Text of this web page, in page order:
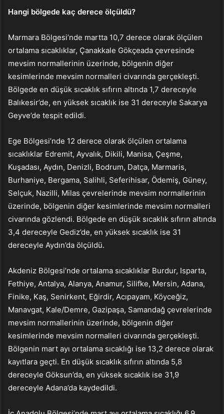
Hangi bölgede kaç derece ölçüldü?
Marmara Bölgesi’nde martta 10,7 derece olarak ölçülen
ortalama sıcaklıklar, Çanakkale Gökçeada çevresinde
mevsim normallerinin üzerinde, bölgenin diğer
kesimlerinde mevsim normalleri civarında gerçekleşti.
Bölgede en düşük sıcaklık sıfırın altında 1,7 dereceyle
Balıkesir’de, en yüksek sıcaklık ise 31 dereceyle Sakarya
Geyve’de tespit edildi.
Ege Bölgesi’nde 12 derece olarak ölçülen ortalama
sıcaklıklar Edremit, Ayvalık, Dikili, Manisa, Çeşme,
Kuşadası, Aydın, Denizli, Bodrum, Datça, Marmaris,
Burhaniye, Bergama, Salihli, Seferihisar, Ödemiş, Güney,
Selçuk, Nazilli, Milas çevrelerinde mevsim normallerinin
üzerinde, bölgenin diğer kesimlerinde mevsim normalleri
civarında gözlendi. Bölgede en düşük sıcaklık sıfırın altında
3,4 dereceyle Gediz’de, en yüksek sıcaklık ise 31
dereceyle Aydın’da ölçüldü.
Akdeniz Bölgesi’nde ortalama sıcaklıklar Burdur, Isparta,
Fethiye, Antalya, Alanya, Anamur, Silifke, Mersin, Adana,
Finike, Kaş, Senirkent, Eğirdir, Acıpayam, Köyceğiz,
Manavgat, Kale/Demre, Gazipaşa, Samandağ çevrelerinde
mevsim normallerinin üzerinde, bölgenin diğer
kesimlerinde mevsim normalleri civarında gerçekleşti.
Bölgenin mart ayı ortalama sıcaklığı ise 13,2 derece olarak
kayıtlara geçti. En düşük sıcaklık sıfırın altında 5,8
dereceyle Göksun’da, en yüksek sıcaklık ise 31,9
dereceyle Adana’da kaydedildi.